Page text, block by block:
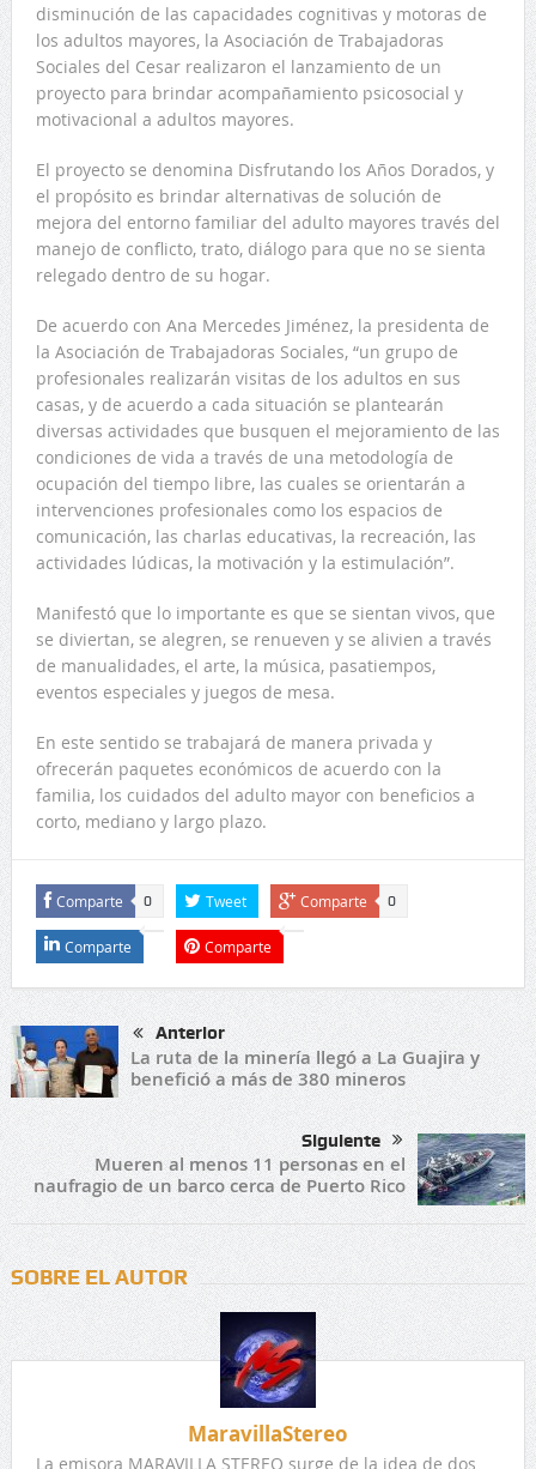
disminución de las capacidades cognitivas y motoras de
los adultos mayores, la Asociación de Trabajadoras
Sociales del Cesar realizaron el lanzamiento de un
proyecto para brindar acompañamiento psicosocial y
motivacional a adultos mayores.
El proyecto se denomina Disfrutando los Años Dorados, y
el propósito es brindar alternativas de solución de
mejora del entorno familiar del adulto mayores través del
manejo de conflicto, trato, diálogo para que no se sienta
relegado dentro de su hogar.
De acuerdo con Ana Mercedes Jiménez, la presidenta de
la Asociación de Trabajadoras Sociales, “un grupo de
profesionales realizarán visitas de los adultos en sus
casas, y de acuerdo a cada situación se plantearán
diversas actividades que busquen el mejoramiento de las
condiciones de vida a través de una metodología de
ocupación del tiempo libre, las cuales se orientarán a
intervenciones profesionales como los espacios de
comunicación, las charlas educativas, la recreación, las
actividades lúdicas, la motivación y la estimulación”.
Manifestó que lo importante es que se sientan vivos, que
se diviertan, se alegren, se renueven y se alivien a través
de manualidades, el arte, la música, pasatiempos,
eventos especiales y juegos de mesa.
En este sentido se trabajará de manera privada y
ofrecerán paquetes económicos de acuerdo con la
familia, los cuidados del adulto mayor con beneficios a
corto, mediano y largo plazo.
Comparte 0 Tweet Comparte 0
Comparte Comparte
Anterior
La ruta de la minería llegó a La Guajira y
benefició a más de 380 mineros
Siguiente
Mueren al menos 11 personas en el
naufragio de un barco cerca de Puerto Rico
SOBRE EL AUTOR
MaravillaStereo
La emisora MARAVILLA STEREO surge de la idea de dos